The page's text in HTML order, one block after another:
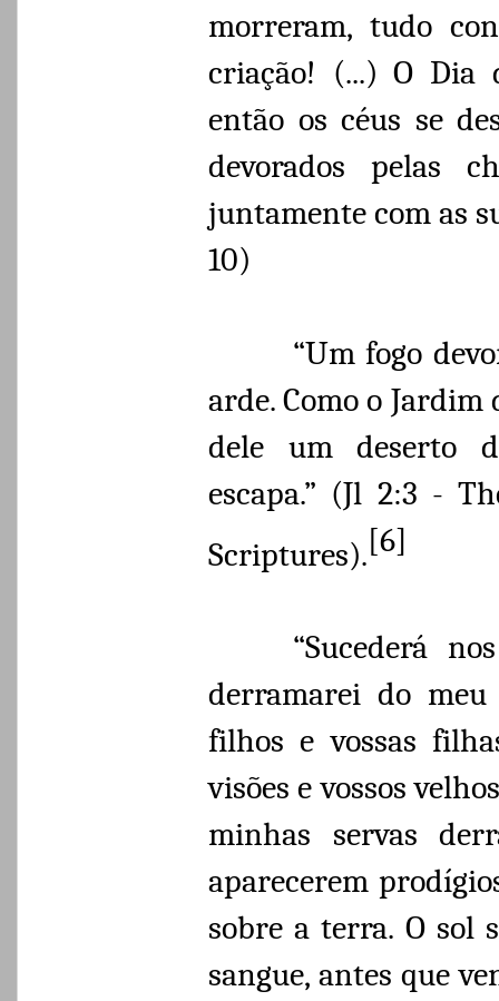
morreram, tudo
criação! (...) O Dia
então os céus se
devorados pelas
juntamente com as
10)
“Um fogo
arde. Como o
dele um deserto
escapa.” (Jl 2:3 -
Scriptures).[6]
“Sucederá
derramarei do meu
filhos e vossas
visões e vossos
minhas servas
aparecerem
sobre a terra. O sol
sangue, antes que